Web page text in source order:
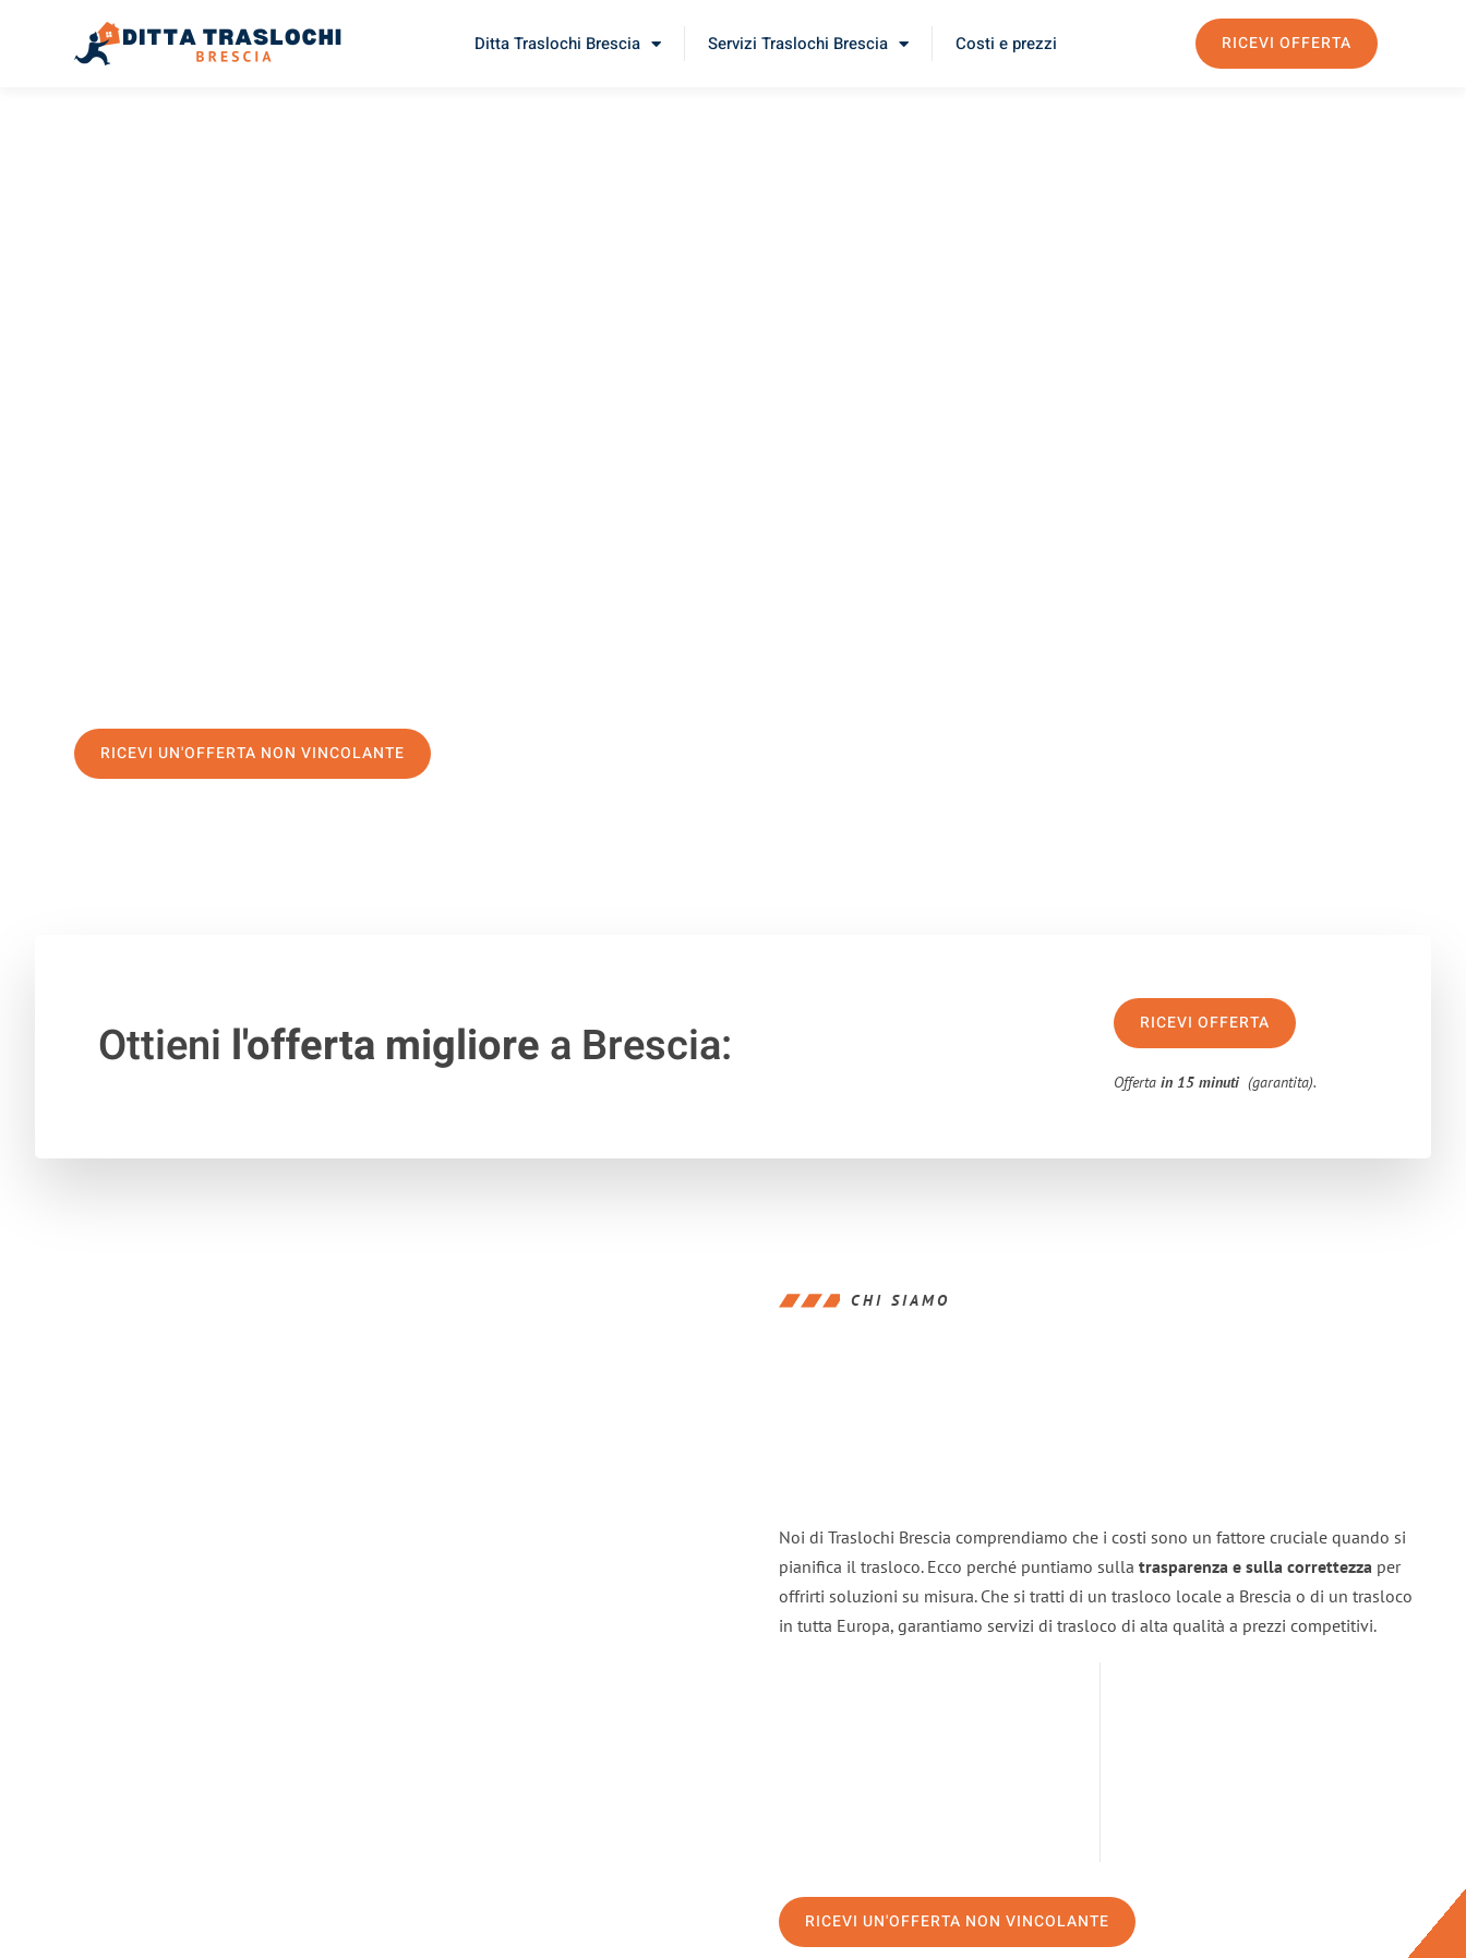
Ditta Traslochi Brescia Servizi Traslochi Brescia Costi e prezzi RICEVI OFFERTA
RICEVI UN'OFFERTA NON VINCOLANTE
Ottieni l'offerta migliorea Brescia: RICEVI OFFERTA
Offertain 15 minuti (garantita).
CHI SIAMO
Noi di Traslochi Brescia comprendiamo che i costi sono un fattore cruciale quando si
pianifica il trasloco. Ecco perché puntiamo sulla trasparenza e sulla correttezza per
offrirti soluzioni su misura. Che si tratti di un trasloco locale a Brescia o di un trasloco
in tutta Europa, garantiamo servizi di trasloco di alta qualità a prezzi competitivi.
RICEVI UN'OFFERTA NON VINCOLANTE